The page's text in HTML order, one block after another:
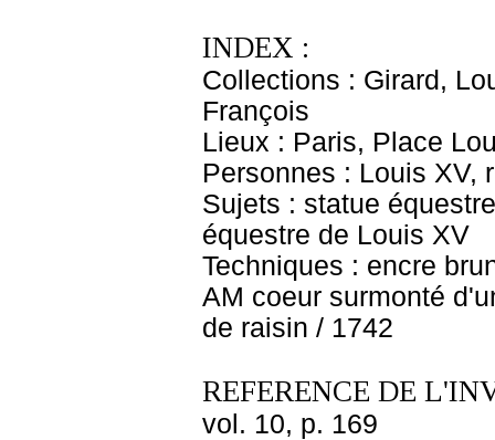
INDEX :
Collections : Girard,
François
Lieux : Paris, Place
Personnes : Louis XV,
Sujets : statue
équestre de Louis XV
Techniques : encre
AM coeur surmonté
de raisin / 1742
REFERENCE DE
vol. 10, p. 169